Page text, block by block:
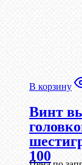
В корзину
Винт
100